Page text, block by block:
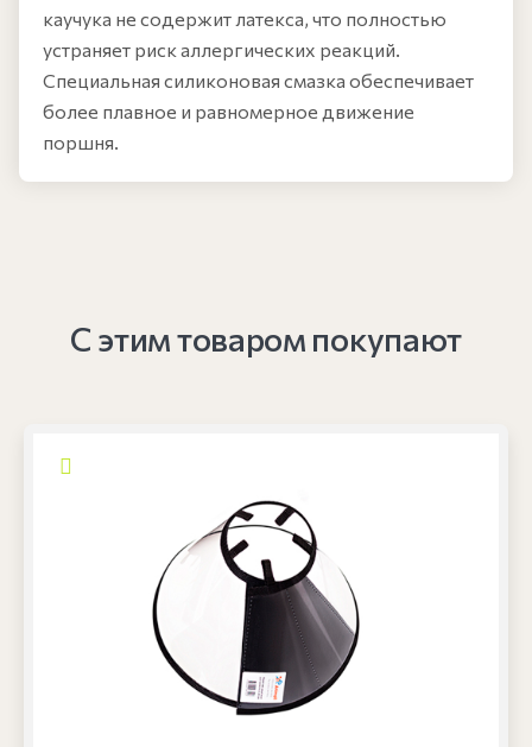
каучука не содержит латекса, что полностью
устраняет риск аллергических реакций.
Специальная силиконовая смазка обеспечивает
более плавное и равномерное движение
поршня.
С этим товаром покупают